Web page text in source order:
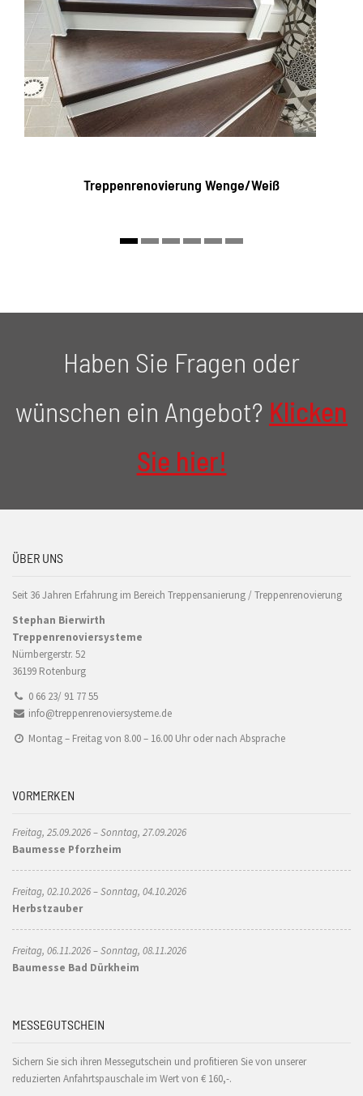
Treppenrenovierung Wenge/Weiß
Haben Sie Fragen oder
wünschen ein Angebot? Klicken
Sie hier!
ÜBER UNS
Seit 36 Jahren Erfahrung im Bereich Treppensanierung / Treppenrenovierung
Stephan Bierwirth
Treppenrenoviersysteme
Nürnbergerstr. 52
36199 Rotenburg
0 66 23/ 91 77 55
info@treppenrenoviersysteme.de
Montag – Freitag von 8.00 – 16.00 Uhr oder nach Absprache
VORMERKEN
Freitag, 25.09.2026 – Sonntag, 27.09.2026
Baumesse Pforzheim
Freitag, 02.10.2026 – Sonntag, 04.10.2026
Herbstzauber
Freitag, 06.11.2026 – Sonntag, 08.11.2026
Baumesse Bad Dürkheim
MESSEGUTSCHEIN
Sichern Sie sich ihren Messegutschein und profitieren Sie von unserer
reduzierten Anfahrtspauschale im Wert von € 160,-.